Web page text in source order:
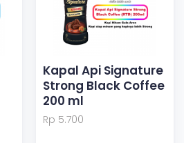
Kapal Api Signature
Strong Black Coffee
200 ml
Rp 5.700